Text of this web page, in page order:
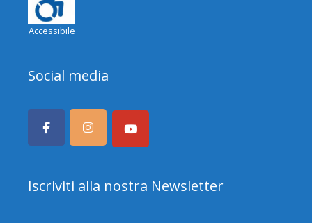
Accessibile
Social media
Iscriviti alla nostra Newsletter